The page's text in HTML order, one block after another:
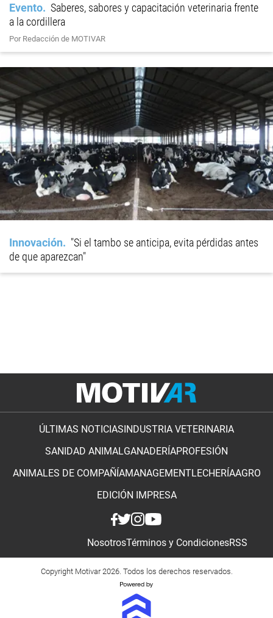
Evento
Saberes, sabores y capacitación veterinaria frente
a la cordillera
Por Redacción de MOTIVAR
Innovación
"Si el tambo se anticipa, evita pérdidas antes
de que aparezcan"
ÚLTIMAS NOTICIAS INDUSTRIA VETERINARIA
SANIDAD ANIMALGANADERÍAPROFESIÓN
ANIMALES DE COMPAÑÍAMANAGEMENTLECHERÍAAGRO
EDICIÓN IMPRESA
NosotrosTérminos y CondicionesRSS
Copyright Motivar 2026. Todos los derechos reservados.